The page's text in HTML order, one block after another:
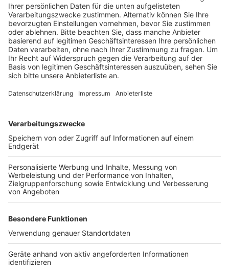
hat sie mit ihrem Album jetzt den Soundtrack
geliefert.
Anzeige
Anzeige
Wir benötigen Ihre
Zustimmung, um den YouTube
Wir verwenden einen Service eines
Drittanbieters, um Videoinhalte
einzubetten. Dieser Service kann
Daten zu Ihren Aktivitäten
sammeln. Bitte lesen Sie die
Details durch und stimmen Sie der
Nutzung des Service zu, um dieses
Video anzusehen.